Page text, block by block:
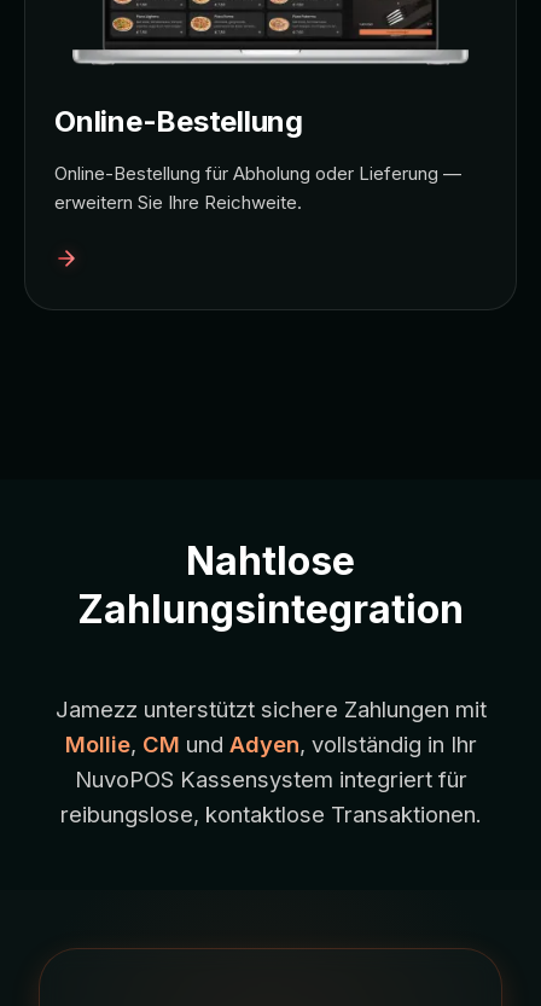
Online-Bestellung
Online-Bestellung für Abholung oder Lieferung —
erweitern Sie Ihre Reichweite.
Nahtlose
Zahlungsintegration
Jamezz unterstützt sichere Zahlungen mit
Mollie, CM und Adyen, vollständig in Ihr
NuvoPOS Kassensystem integriert für
reibungslose, kontaktlose Transaktionen.